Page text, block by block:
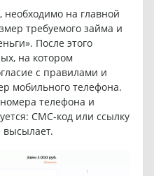
на главной
требуемого займа и
После этого
на котором
с правилами и
мобильного телефона.
телефона и
СМС-код или ссылку
высылает.